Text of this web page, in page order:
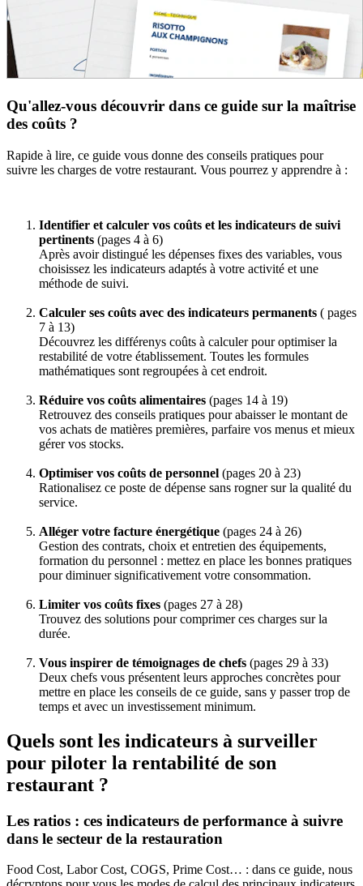
Qu'allez-vous découvrir dans ce guide sur la maîtrise
des coûts ?
Rapide à lire, ce guide vous donne des conseils pratiques pour
suivre les charges de votre restaurant. Vous pourrez y apprendre à :
Identifier et calculer vos coûts et les indicateurs de suivi
pertinents (pages 4 à 6)
Après avoir distingué les dépenses fixes des variables, vous
choisissez les indicateurs adaptés à votre activité et une
méthode de suivi.
Calculer ses coûts avec des indicateurs permanents ( pages
7 à 13)
Découvrez les différenys coûts à calculer pour optimiser la
restabilité de votre établissement. Toutes les formules
mathématiques sont regroupées à cet endroit.
Réduire vos coûts alimentaires (pages 14 à 19)
Retrouvez des conseils pratiques pour abaisser le montant de
vos achats de matières premières, parfaire vos menus et mieux
gérer vos stocks.
Optimiser vos coûts de personnel (pages 20 à 23)
Rationalisez ce poste de dépense sans rogner sur la qualité du
service.
Alléger votre facture énergétique (pages 24 à 26)
Gestion des contrats, choix et entretien des équipements,
formation du personnel : mettez en place les bonnes pratiques
pour diminuer significativement votre consommation.
Limiter vos coûts fixes (pages 27 à 28)
Trouvez des solutions pour comprimer ces charges sur la
durée.
Vous inspirer de témoignages de chefs (pages 29 à 33)
Deux chefs vous présentent leurs approches concrètes pour
mettre en place les conseils de ce guide, sans y passer trop de
temps et avec un investissement minimum.
Quels sont les indicateurs à surveiller
pour piloter la rentabilité de son
restaurant ?
Les ratios : ces indicateurs de performance à suivre
dans le secteur de la restauration
Food Cost, Labor Cost, COGS, Prime Cost… : dans ce guide, nous